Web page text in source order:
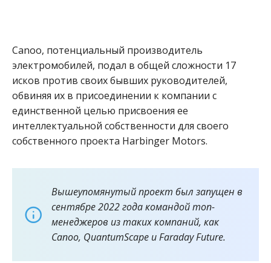
Canoo, потенциальный производитель
электромобилей, подал в общей сложности 17
исков против своих бывших руководителей,
обвиняя их в присоединении к компании с
единственной целью присвоения ее
интеллектуальной собственности для своего
собственного проекта Harbinger Motors.
Вышеупомянутый проект был запущен в
сентябре 2022 года командой топ-
менеджеров из таких компаний, как
Canoo, QuantumScape и Faraday Future.